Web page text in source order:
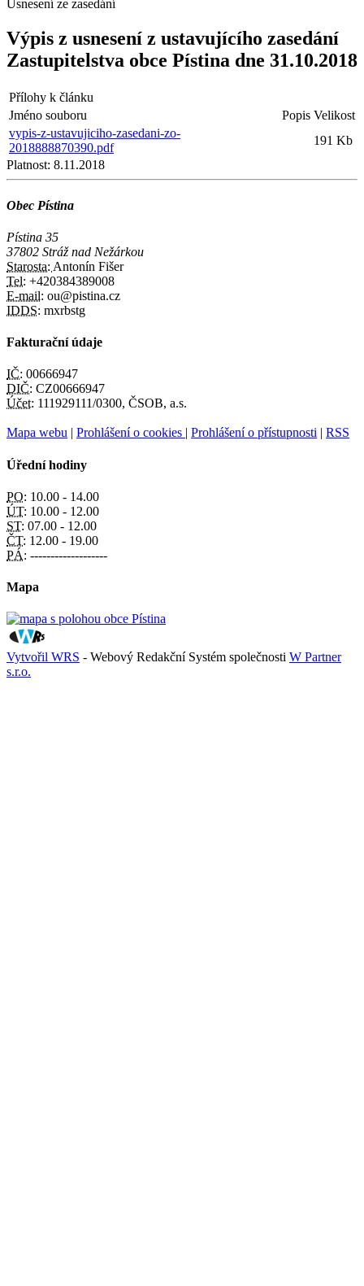
Usnesení ze zasedání
Výpis z usnesení z ustavujícího zasedání
Zastupitelstva obce Pístina dne 31.10.2018
Přílohy k článku
Jméno souboru
Popis Velikost
vypis-z-ustavujiciho-zasedani-zo-
2018888870390.pdf
191 Kb
Platnost: 8.11.2018
Obec Pístina
Pístina 35
37802 Stráž nad Nežárkou
Starosta: Antonín Fišer
Tel: +420384389008
E-mail: ou@pistina.cz
IDDS: mxrbstg
Fakturační údaje
IČ: 00666947
DIČ: CZ00666947
Účet: 111929111/0300, ČSOB, a.s.
Mapa webu | Prohlášení o cookies | Prohlášení o přístupnosti | RSS
Úřední hodiny
PO: 10.00 - 14.00
ÚT: 10.00 - 12.00
ST: 07.00 - 12.00
ČT: 12.00 - 19.00
PÁ: -------------------
Mapa
Vytvořil WRS - Webový Redakční Systém společnosti W Partner
s.r.o.